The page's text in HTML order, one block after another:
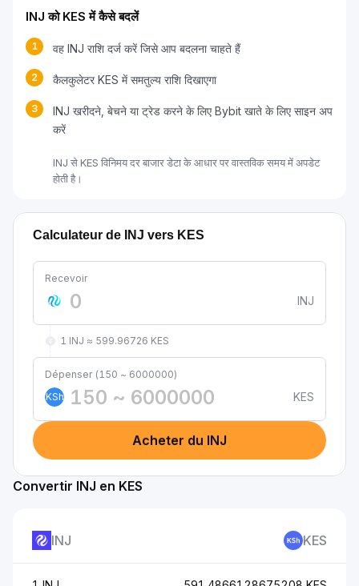
INJ को KES में कैसे बदलें
1 वह INJ राशि दर्ज करें जिसे आप बदलना चाहते हैं
2 कैलकुलेटर KES में समतुल्य राशि दिखाएगा
3
INJ खरीदने, बेचने या ट्रेड करने के लिए Bybit खाते के लिए साइन अप
करें
INJ से KES विनिमय दर बाजार डेटा के आधार पर वास्तविक समय में अपडेट
होती है।
Calculateur de INJ vers KES
Recevoir
INJ
1 INJ ≈ 599.96726 KES
Dépenser (150 ~ 6000000)
KSh
KES
Acheter du INJ
Convertir INJ en KES
INJ KES